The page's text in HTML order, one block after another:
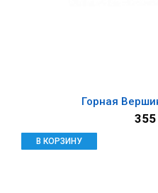
Горная
355
В КОРЗИНУ